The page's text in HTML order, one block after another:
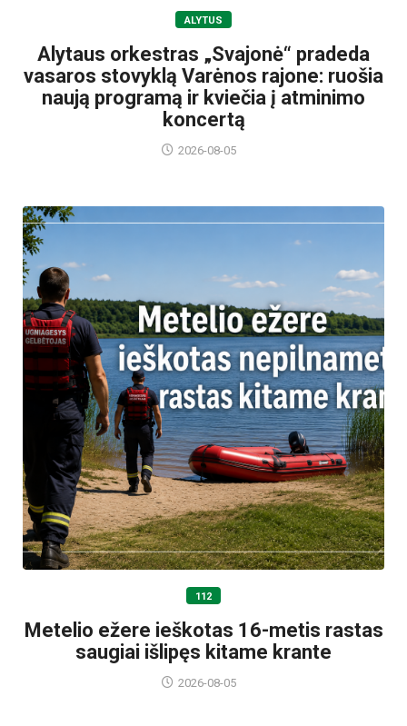
ALYTUS
Alytaus orkestras „Svajonė“ pradeda
vasaros stovyklą Varėnos rajone: ruošia
naują programą ir kviečia į atminimo
koncertą
2026-08-05
112
Metelio ežere ieškotas 16-metis rastas
saugiai išlipęs kitame krante
2026-08-05